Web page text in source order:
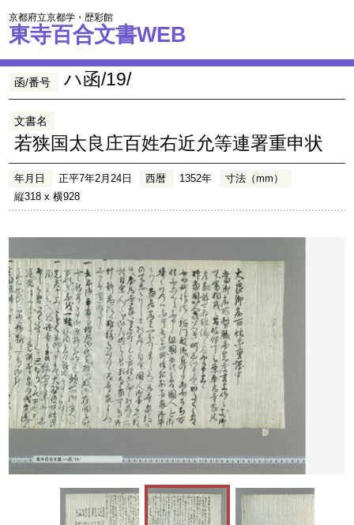
京都府立京都学・歴彩館
東寺百合文書WEB
函/番号 ハ函/19/
文書名
若狭国太良庄百姓右近允等連署重申状
年月日 正平7年2月24日 西暦 1352年
寸法（mm）
縦318 x 横928